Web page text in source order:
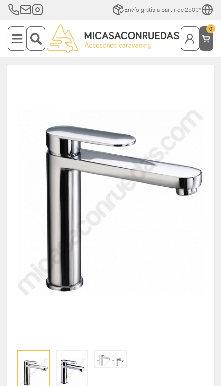
Envío gratis a partir de 250€*
0